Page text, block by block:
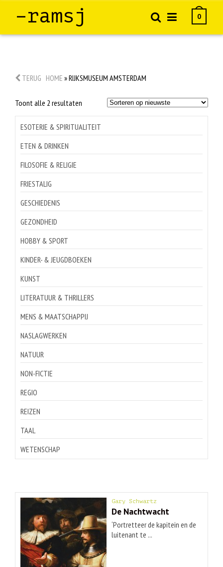
–ramsj 0
TERUG HOME »RIJKSMUSEUM AMSTERDAM
Toont alle 2 resultaten Gesorteerd
nieuwste
ESOTERIE & SPIRITUALITEIT
ETEN & DRINKEN
FILOSOFIE & RELIGIE
FRIESTALIG
GESCHIEDENIS
GEZONDHEID
HOBBY & SPORT
KINDER- & JEUGDBOEKEN
KUNST
LITERATUUR & THRILLERS
MENS & MAATSCHAPPIJ
NASLAGWERKEN
NATUUR
NON-FICTIE
REGIO
REIZEN
TAAL
WETENSCHAP
Gary Schwartz
De Nachtwacht
‘Portretteer de kapitein en de
luitenant te ...